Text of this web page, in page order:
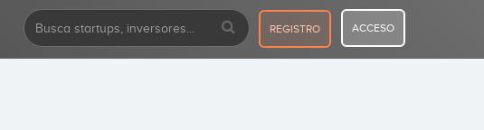
REGISTRO ACCESO